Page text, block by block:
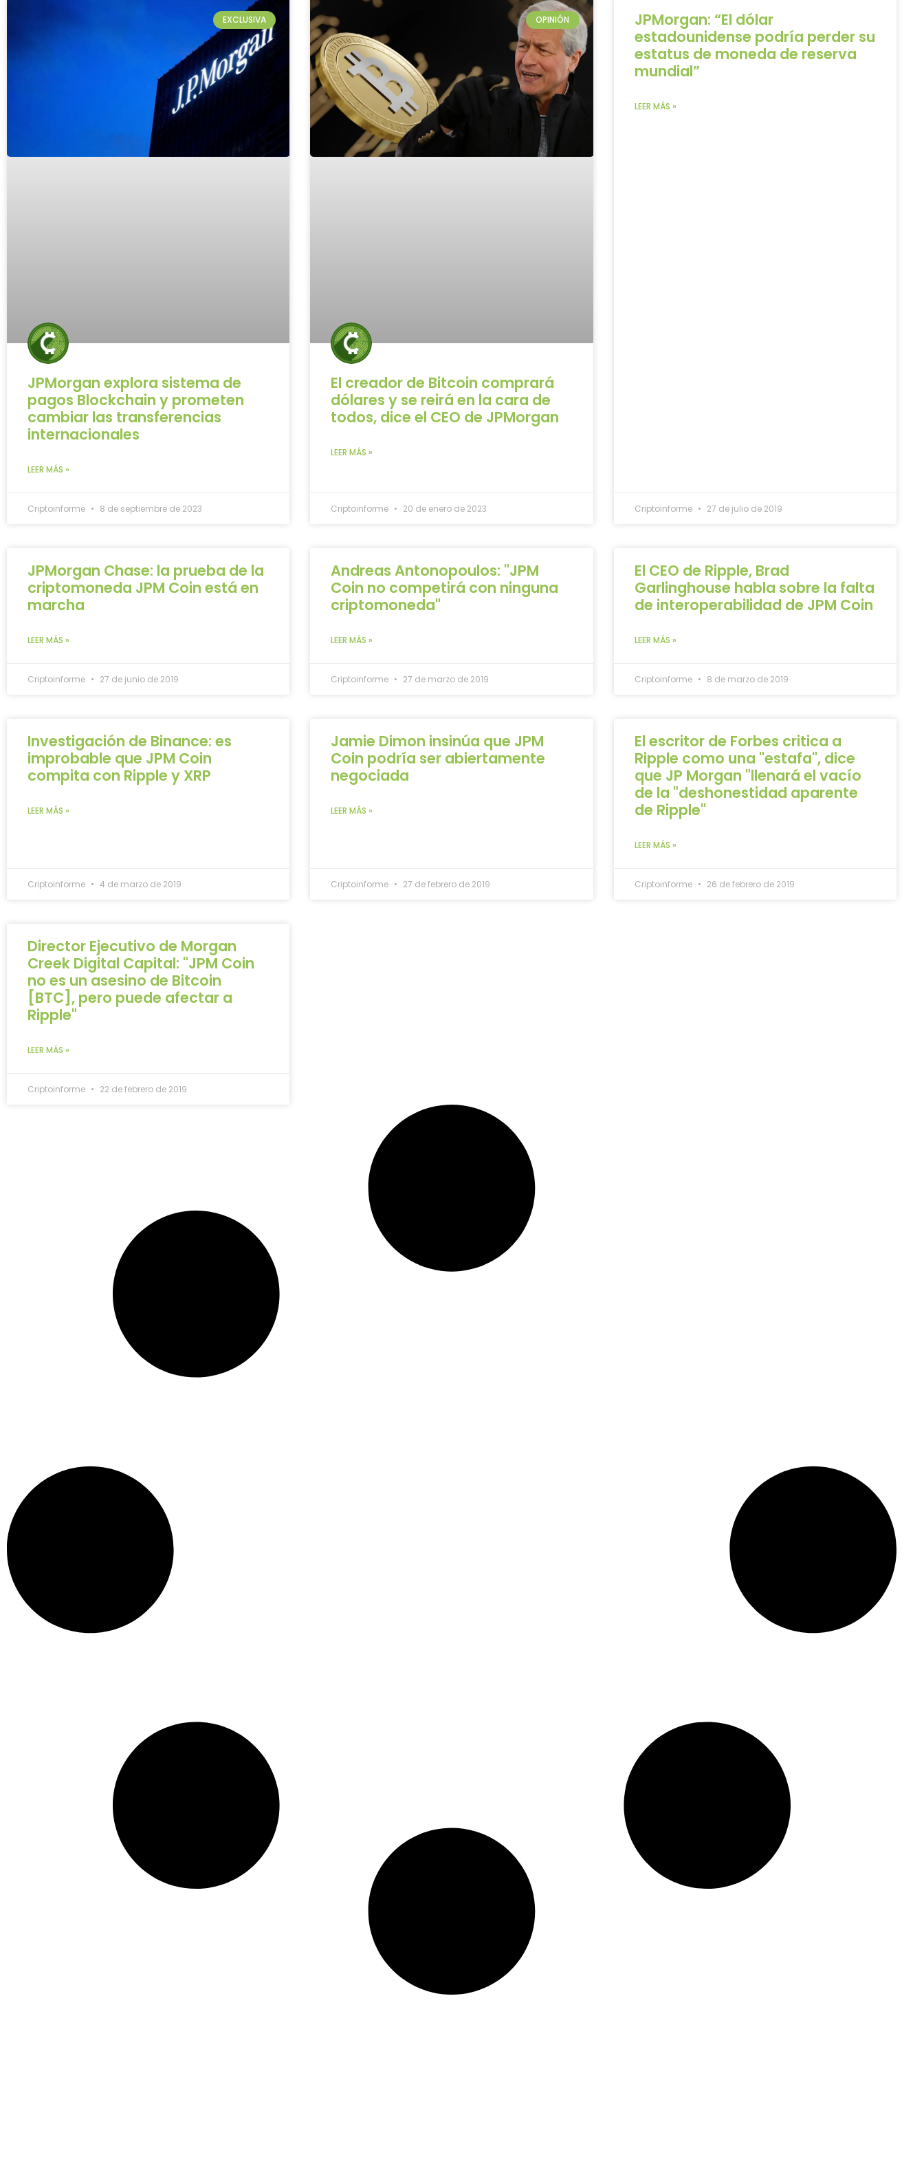
EXCLUSIVA
JPMorgan explora sistema de
pagos Blockchain y prometen
cambiar las transferencias
internacionales
LEER MÁS »
Criptoinforme 8 de septiembre de 2023
OPINIÓN
El creador de Bitcoin comprará
dólares y se reirá en la cara de
todos, dice el CEO de JPMorgan
LEER MÁS »
Criptoinforme 20 de enero de 2023
JPMorgan: “El dólar
estadounidense podría perder su
estatus de moneda de reserva
mundial”
LEER MÁS »
Criptoinforme 27 de julio de 2019
JPMorgan Chase: la prueba de la
criptomoneda JPM Coin está en
marcha
LEER MÁS »
Criptoinforme 27 de junio de 2019
Andreas Antonopoulos: "JPM
Coin no competirá con ninguna
criptomoneda"
LEER MÁS »
Criptoinforme 27 de marzo de 2019
El CEO de Ripple, Brad
Garlinghouse habla sobre la falta
de interoperabilidad de JPM Coin
LEER MÁS »
Criptoinforme 8 de marzo de 2019
Investigación de Binance: es
improbable que JPM Coin
compita con Ripple y XRP
LEER MÁS »
Criptoinforme 4 de marzo de 2019
Jamie Dimon insinúa que JPM
Coin podría ser abiertamente
negociada
LEER MÁS »
Criptoinforme 27 de febrero de 2019
El escritor de Forbes critica a
Ripple como una "estafa", dice
que JP Morgan "llenará el vacío
de la "deshonestidad aparente
de Ripple"
LEER MÁS »
Criptoinforme 26 de febrero de 2019
Director Ejecutivo de Morgan
Creek Digital Capital: "JPM Coin
no es un asesino de Bitcoin
[BTC], pero puede afectar a
Ripple"
LEER MÁS »
Criptoinforme 22 de febrero de 2019